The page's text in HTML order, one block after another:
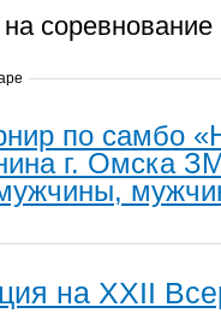
на
по самбо
г. Омска
на XXII